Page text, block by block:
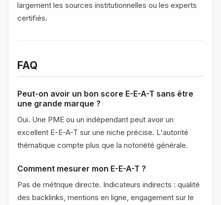
largement les sources institutionnelles ou les experts
certifiés.
FAQ
Peut-on avoir un bon score E-E-A-T sans être
une grande marque ?
Oui. Une PME ou un indépendant peut avoir un
excellent E-E-A-T sur une niche précise. L'autorité
thématique compte plus que la notoriété générale.
Comment mesurer mon E-E-A-T ?
Pas de métrique directe. Indicateurs indirects : qualité
des backlinks, mentions en ligne, engagement sur le